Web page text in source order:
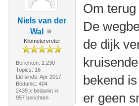
Niels van der
Wal
Kilometervreter
Berichten: 1.230
Topics: 16
Lid sinds: Apr 2017
Bedankt: 404
2439 x bedankt in
957 berichten
Om
De
de dijk
bekend
er geen